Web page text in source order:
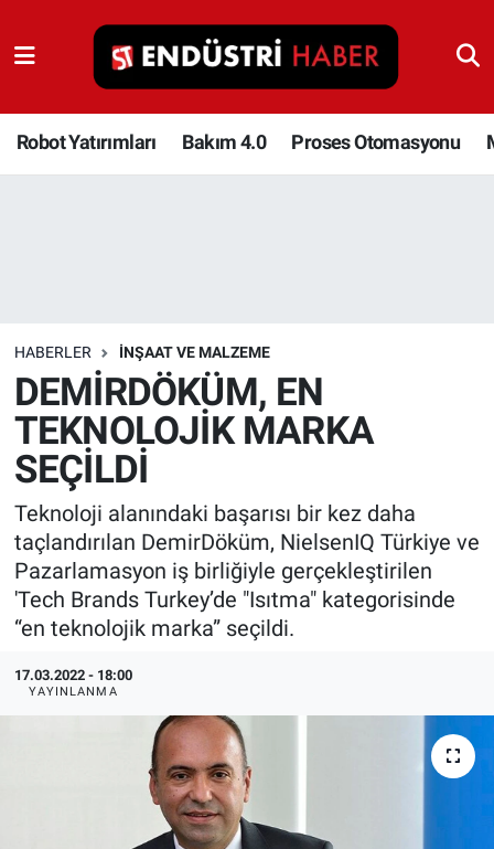
Robot Yatırımları Bakım 4.0 Proses Otomasyonu
HABERLER İNŞAAT VE MALZEME
DEMİRDÖKÜM, EN
TEKNOLOJİK MARKA
SEÇİLDİ
Teknoloji alanındaki başarısı bir kez daha
taçlandırılan DemirDöküm, NielsenIQ Türkiye ve
Pazarlamasyon iş birliğiyle gerçekleştirilen
'Tech Brands Turkey’de "Isıtma" kategorisinde
“en teknolojik marka” seçildi.
17.03.2022 - 18:00
YAYINLANMA
Robot Yatırımları
Bakım 4.0
Depolama Çözümleri
İnşaat ve Malzeme
HaberOrtak
EndüstriST
Enerjisini Üreten Fabrikalar
Endüstri 4.0 Uygulamaları